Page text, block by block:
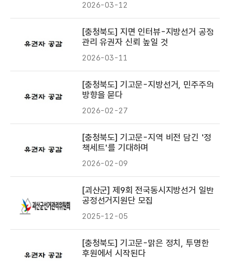
2026-03-12
[충청북도] 지면 인터뷰-지방선거 공정
관리 유권자 신뢰 높일 것
2026-03-11
[충청북도] 기고문-지방선거, 민주주의
방향을 묻다
2026-02-27
[충청북도] 기고문-지역 비전 담긴 '정
책세트'를 기대하며
2026-02-09
[괴산군] 제9회 전국동시지방선거 일반
공정선거지원단 모집
2025-12-05
[충청북도] 기고문-맑은 정치, 투명한
후원에서 시작된다